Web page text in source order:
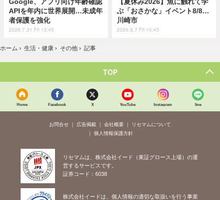
APIを年内に世界展開…未成年
者保護を強化
2026.7.31 Fri 13:45
ぶ「おさかな」イベント8/8…
川崎市
2026.8.7 Fri 10:45
ホーム › 生活・健康 › その他 › 記事
TOP
Home Facebook X YouTube Instagram line
お問合せ 広告掲載 会社概要
リセマムについて
個人情報保護方針
リセマムは、株式会社イード（東証グロース上場）の運
営するサービスです。
証券コード：6038
株式会社イードは、個人情報の適切な取扱いを行う事業